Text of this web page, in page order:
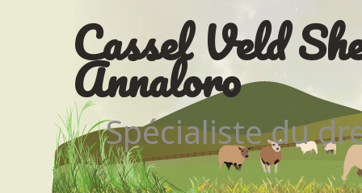
Cassel Veld
Annaloro
Spécialiste du